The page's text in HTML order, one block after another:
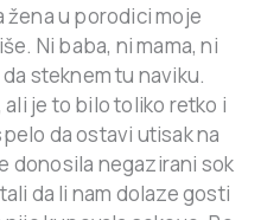
žena u porodici moje
Ni baba, ni mama, ni
steknem tu naviku.
ali je to bilo toliko retko i
da ostavi utisak na
donosila negazirani sok
da li nam dolaze gosti